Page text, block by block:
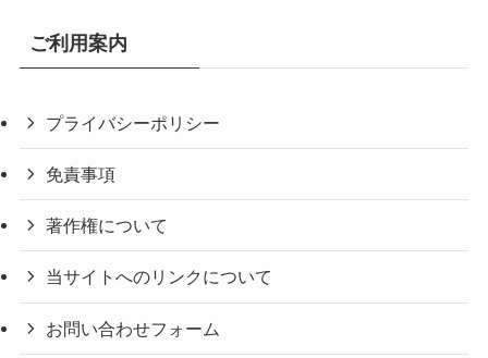
ご利用案内
プライバシーポリシー
免責事項
著作権について
当サイトへのリンクについて
お問い合わせフォーム